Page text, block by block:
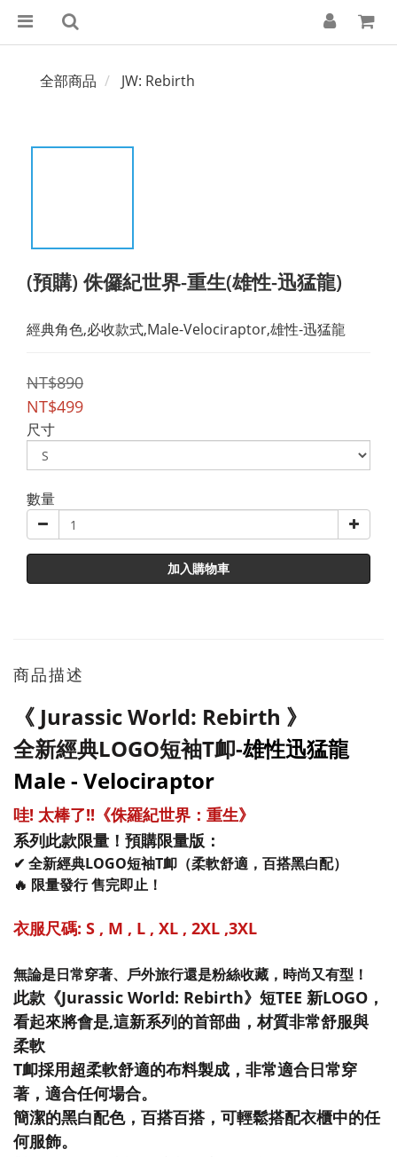
全部商品 JW: Rebirth
(預購) 侏儸紀世界-重生(雄性-迅猛龍)
經典角色,必收款式,Male-Velociraptor,雄性-迅猛龍
NT$890
NT$499
尺寸
數量
加入購物車
商品描述
《 Jurassic World: Rebirth 》
全新經典LOGO短袖T卹-雄性迅猛龍
Male - Velociraptor
哇! 太棒了!!《侏羅紀世界：重生》
系列此款限量！預購限量版：
✔ 全新經典LOGO短袖T卹（柔軟舒適，百搭黑白配）
🔥 限量發行售完即止！
衣服尺碼: S , M , L , XL , 2XL ,3XL
無論是日常穿著、戶外旅行還是粉絲收藏，時尚又有型！
此款《Jurassic World: Rebirth》短TEE 新LOGO，
看起來將會是,這新系列的首部曲，材質非常舒服與
柔軟
T卹採用超柔軟舒適的布料製成，非常適合日常穿
著，適合任何場合。
簡潔的黑白配色，百搭百搭，可輕鬆搭配衣櫃中的任
何服飾。